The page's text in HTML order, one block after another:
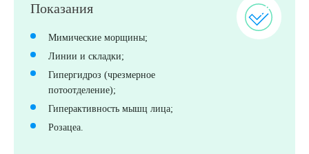
Показания
Мимические морщины;
Линии и складки;
Гипергидроз (чрезмерное
потоотделение);
Гиперактивность мышц лица;
Розацеа.